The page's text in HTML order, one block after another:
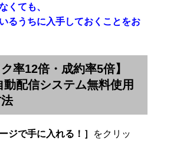
くても、
るうちに入手しておくことをお
ク率12倍・成約率5倍】
動配信システム無料使用
ジで手に入れる！］
をクリッ